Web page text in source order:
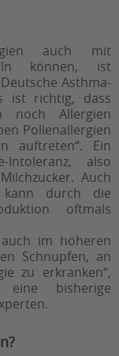
auch mit
können, ist
Asthma-
ist richtig, dass
noch Allergien
Pollenallergien
auftreten“. Ein
also
Auch
kann durch die
oftmals
im höheren
Schnupfen, an
zu erkranken“,
bisherige